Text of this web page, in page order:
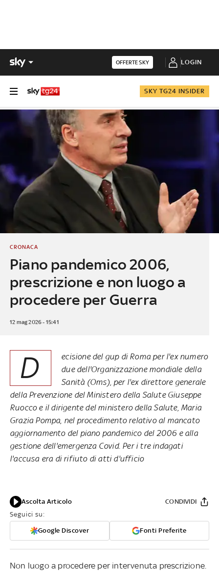
OFFERTE SKY LOGIN
SKY TG24 INSIDER
Piano pandemico 2006,
prescrizione e non luogo a
procedere per Guerra
CRONACA
12 mag 2026 - 15:41
D
ecisione del gup di Roma per l'ex numero
due dell'Organizzazione mondiale della
Sanità (Oms), per l'ex direttore generale
della Prevenzione del Ministero della Salute Giuseppe
Ruocco e il dirigente del ministero della Salute, Maria
Grazia Pompa, nel procedimento relativo al mancato
aggiornamento del piano pandemico del 2006 e alla
gestione dell'emergenza Covid. Per i tre indagati
l'accusa era di rifiuto di atti d'ufficio
Ascolta Articolo
Seguici su:
Google Discover Fonti Preferite
CONDIVIDI
Non luogo a procedere per intervenuta prescrizione.